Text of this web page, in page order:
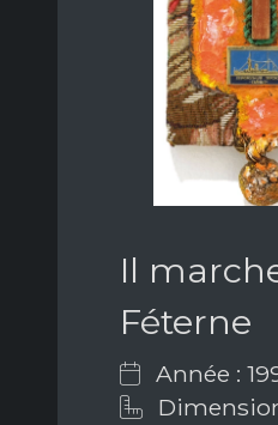
Il
Féterne
Année :